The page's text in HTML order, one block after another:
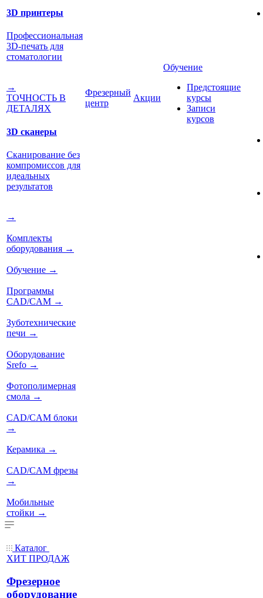
3D принтеры
Профессиональная
3D-печать для
стоматологии
→
ТОЧНОСТЬ В
ДЕТАЛЯХ
3D сканеры
Сканирование без
компромиссов для
идеальных
результатов
→
Комплекты
оборудования →
Обучение →
Программы
CAD/CAM →
Зуботехнические
печи →
Оборудование
Srefo →
Фотополимерная
смола →
CAD/CAM блоки
→
Керамика →
CAD/CAM фрезы
→
Мобильные
стойки →
Фрезерный
центр
Акции
Обучение
Предстоящие
курсы
Записи
курсов
Каталог
ХИТ ПРОДАЖ
Фрезерное
оборудование